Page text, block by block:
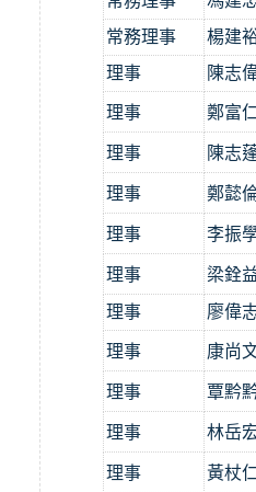
常務理事
楊建
理事
陳志
理事 鄭富
理事 陳志
理事 鄭懿
理事 李振
理事 梁銓
理事
廖偉
理事 康尚
理事 覃黔
理事 林岳
理事 黃杖